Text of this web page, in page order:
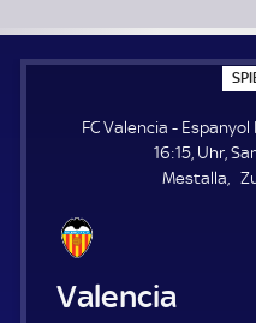
FC Valencia - Espanyol
16:15, Uhr,
Mestalla
FC Valencia